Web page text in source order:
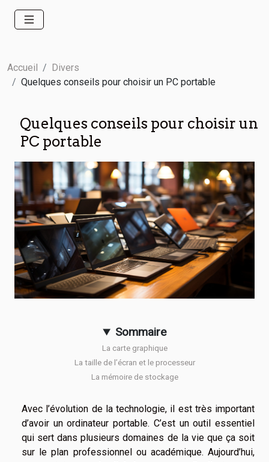
Accueil
Divers
Quelques conseils pour choisir un PC portable
Quelques conseils pour choisir un
PC portable
Sommaire
La carte graphique
La taille de l’écran et le processeur
La mémoire de stockage
Avec l’évolution de la technologie, il est très important
d’avoir un ordinateur portable. C’est un outil essentiel
qui sert dans plusieurs domaines de la vie que ça soit
sur le plan professionnel ou académique. Aujourd’hui,